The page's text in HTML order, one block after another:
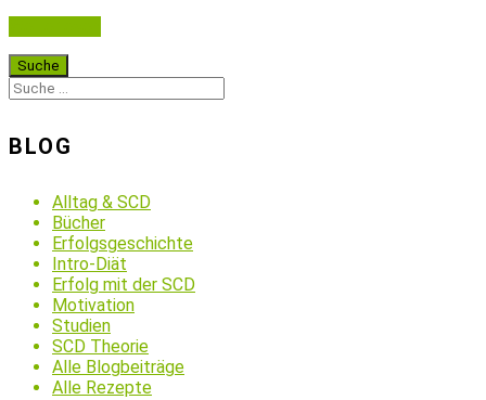
BLOG
Alltag & SCD
Bücher
Erfolgsgeschichte
Intro-Diät
Erfolg mit der SCD
Motivation
Studien
SCD Theorie
Alle Blogbeiträge
Alle Rezepte